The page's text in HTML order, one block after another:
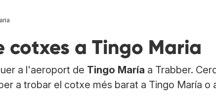
cotxes a Tingo Maria
a l'aeroport de Tingo María a Trabber.
a trobar el cotxe més barat a Tingo María o